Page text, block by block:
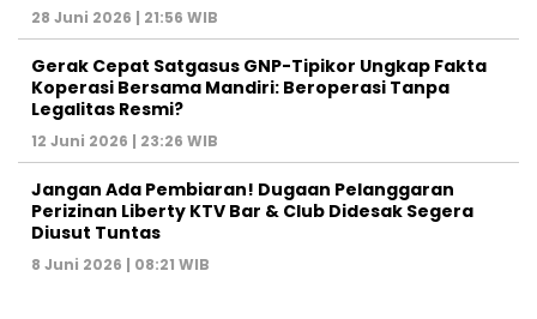
28 Juni 2026 | 21:56 WIB
Gerak Cepat Satgasus GNP-Tipikor Ungkap Fakta
Koperasi Bersama Mandiri: Beroperasi Tanpa
Legalitas Resmi?
12 Juni 2026 | 23:26 WIB
Jangan Ada Pembiaran! Dugaan Pelanggaran
Perizinan Liberty KTV Bar & Club Didesak Segera
Diusut Tuntas
8 Juni 2026 | 08:21 WIB